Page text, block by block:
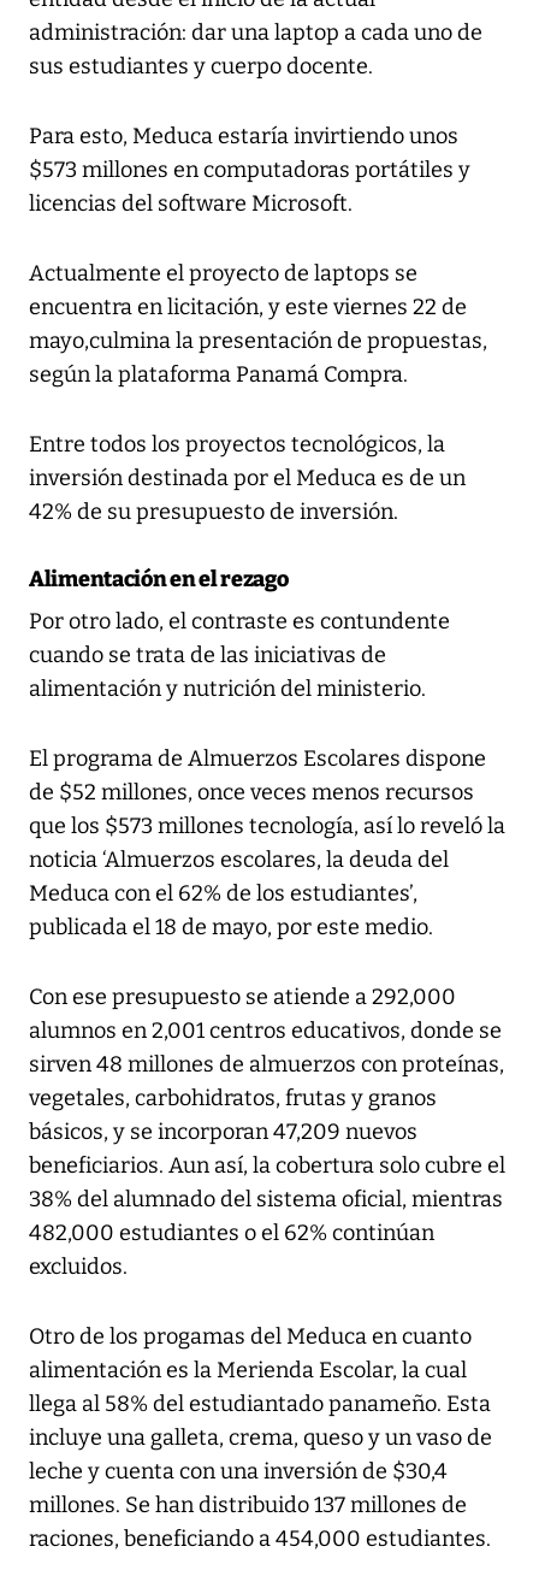
administración: dar una laptop a cada uno de
sus estudiantes y cuerpo docente.
Para esto, Meduca estaría invirtiendo unos
$573 millones en computadoras portátiles y
licencias del software Microsoft.
Actualmente el proyecto de laptops se
encuentra en licitación, y este viernes 22 de
mayo,culmina la presentación de propuestas,
según la plataforma Panamá Compra.
Entre todos los proyectos tecnológicos, la
inversión destinada por el Meduca es de un
42% de su presupuesto de inversión.
Alimentación en el rezago
Por otro lado, el contraste es contundente
cuando se trata de las iniciativas de
alimentación y nutrición del ministerio.
El programa de Almuerzos Escolares dispone
de $52 millones, once veces menos recursos
que los $573 millones tecnología, así lo reveló la
noticia ‘Almuerzos escolares, la deuda del
Meduca con el 62% de los estudiantes’,
publicada el 18 de mayo, por este medio.
Con ese presupuesto se atiende a 292,000
alumnos en 2,001 centros educativos, donde se
sirven 48 millones de almuerzos con proteínas,
vegetales, carbohidratos, frutas y granos
básicos, y se incorporan 47,209 nuevos
beneficiarios. Aun así, la cobertura solo cubre el
38% del alumnado del sistema oficial, mientras
482,000 estudiantes o el 62% continúan
excluidos.
Otro de los progamas del Meduca en cuanto
alimentación es la Merienda Escolar, la cual
llega al 58% del estudiantado panameño. Esta
incluye una galleta, crema, queso y un vaso de
leche y cuenta con una inversión de $30,4
millones. Se han distribuido 137 millones de
raciones, beneficiando a 454,000 estudiantes.